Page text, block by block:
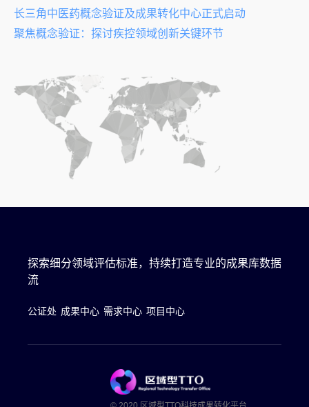
长三角中医药概念验证及成果转化中心正式启动
聚焦概念验证：探讨疾控领域创新关键环节
探索细分领域评估标准，持续打造专业的成果库数据
流
公证处 成果中心 需求中心 项目中心